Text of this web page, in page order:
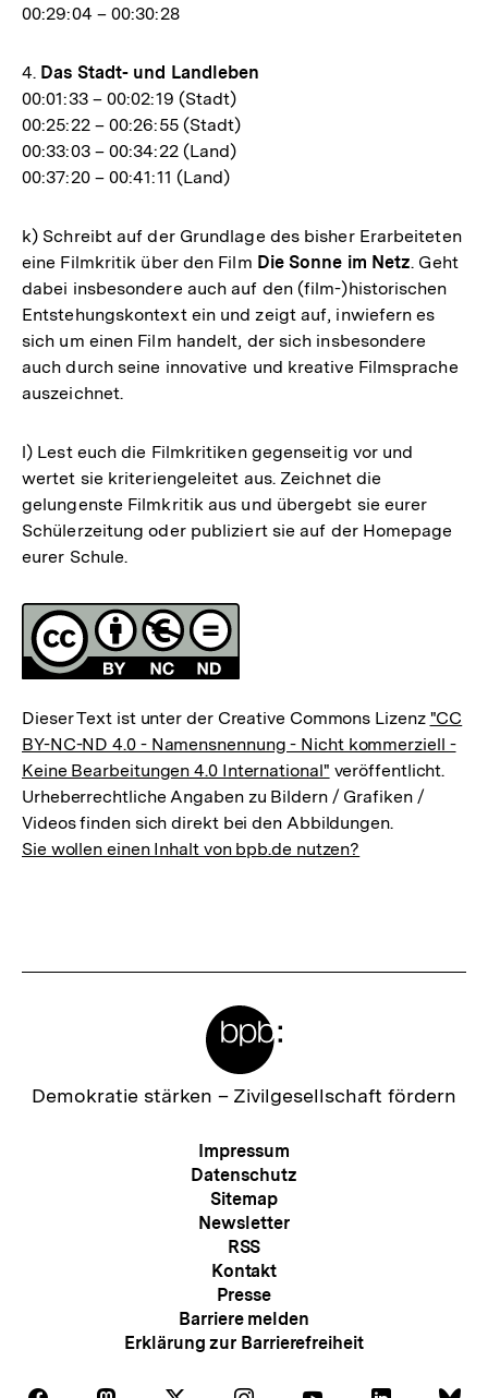
00:29:04 – 00:30:28
4. Das Stadt- und Landleben
00:01:33 – 00:02:19 (Stadt)
00:25:22 – 00:26:55 (Stadt)
00:33:03 – 00:34:22 (Land)
00:37:20 – 00:41:11 (Land)
k) Schreibt auf der Grundlage des bisher Erarbeiteten
eine Filmkritik über den Film Die Sonne im Netz. Geht
dabei insbesondere auch auf den (film-)historischen
Entstehungskontext ein und zeigt auf, inwiefern es
sich um einen Film handelt, der sich insbesondere
auch durch seine innovative und kreative Filmsprache
auszeichnet.
l) Lest euch die Filmkritiken gegenseitig vor und
wertet sie kriteriengeleitet aus. Zeichnet die
gelungenste Filmkritik aus und übergebt sie eurer
Schülerzeitung oder publiziert sie auf der Homepage
eurer Schule.
Fussnoten
Lizenz
Dieser Text ist unter der Creative Commons Lizenz "CC
BY-NC-ND 4.0 - Namensnennung - Nicht kommerziell -
Keine Bearbeitungen 4.0 International" veröffentlicht.
Urheberrechtliche Angaben zu Bildern / Grafiken /
Videos finden sich direkt bei den Abbildungen.
Sie wollen einen Inhalt von bpb.de nutzen?
Zur
Demokratie stärken – Zivilgesellschaft fördern
Meta-
Navigation
Impressum
Datenschutz
Sitemap
Newsletter
RSS
Kontakt
Presse
Barriere melden
Erklärung zur Barrierefreiheit